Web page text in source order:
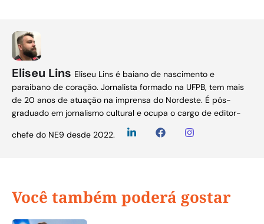
Eliseu Lins Eliseu Lins é baiano de nascimento e
paraibano de coração. Jornalista formado na UFPB, tem mais
de 20 anos de atuação na imprensa do Nordeste. É pós-
graduado em jornalismo cultural e ocupa o cargo de editor-
chefe do NE9 desde 2022.
Você também poderá gostar